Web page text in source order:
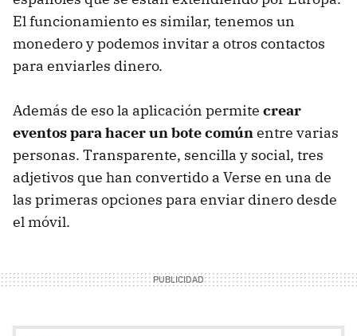
El funcionamiento es similar, tenemos un
monedero y podemos invitar a otros contactos
para enviarles dinero.
Además de eso la aplicación permite crear
eventos para hacer un bote comúnentre varias
personas. Transparente, sencilla y social, tres
adjetivos que han convertido a Verse en una de
las primeras opciones para enviar dinero desde
el móvil.